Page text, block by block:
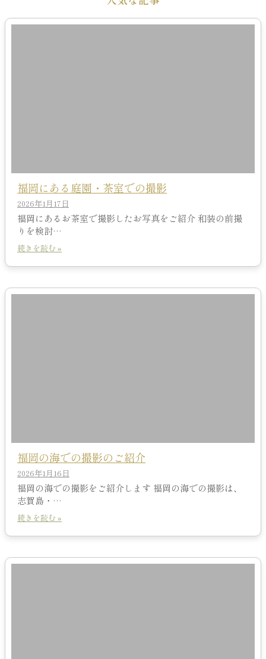
福岡にある庭園・茶室での撮影
2026年1月17日
福岡にあるお茶室で撮影したお写真をご紹介 和装の前撮
りを検討…
続きを読む »
福岡の海での撮影のご紹介
2026年1月16日
福岡の海での撮影をご紹介します 福岡の海での撮影は、
志賀島・…
続きを読む »